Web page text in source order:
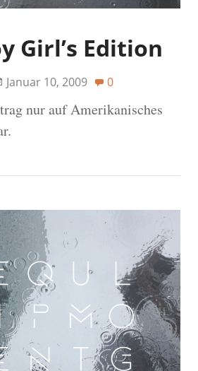
Girl’s Edition
Januar 10, 2009 0
nur auf Amerikanisches